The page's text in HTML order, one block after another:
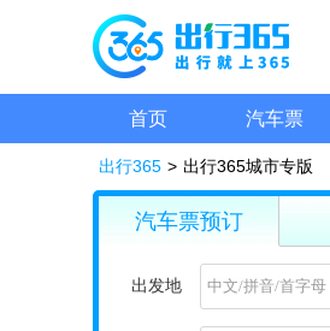
首页 汽车票
出行365 > 出行365城市专版
汽车票预订
出发地